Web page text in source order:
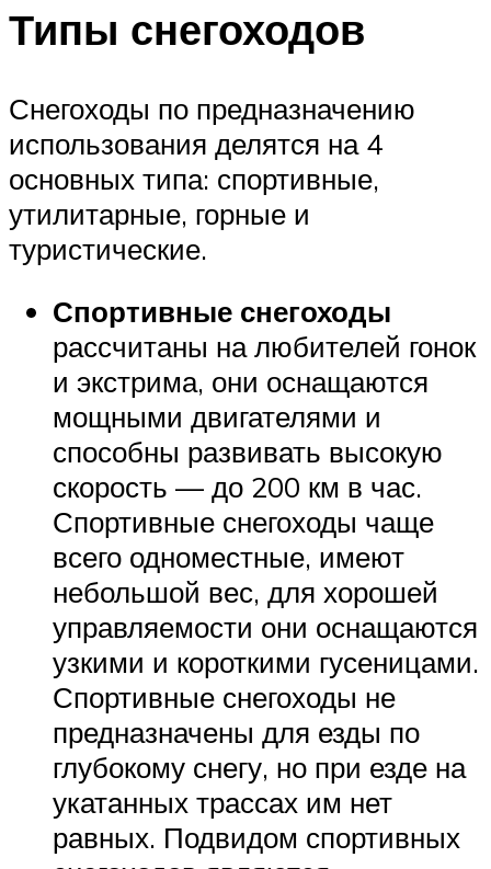
Типы снегоходов
Снегоходы по предназначению
использования делятся на 4
основных типа: спортивные,
утилитарные, горные и
туристические.
Спортивные снегоходы
рассчитаны на любителей гонок
и экстрима, они оснащаются
мощными двигателями и
способны развивать высокую
скорость — до 200 км в час.
Спортивные снегоходы чаще
всего одноместные, имеют
небольшой вес, для хорошей
управляемости они оснащаются
узкими и короткими гусеницами.
Спортивные снегоходы не
предназначены для езды по
глубокому снегу, но при езде на
укатанных трассах им нет
равных. Подвидом спортивных